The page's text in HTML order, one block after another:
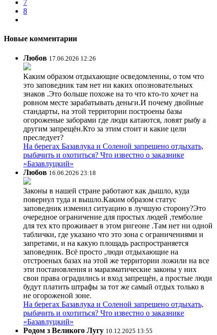
7
8
Новые комментарии
Любов 17.06.2026 12:26
Каким образом отдыхающие осведомленны, о том что
это заповедник там нет ни каких опозновательных
знаков .Это больше похоже на то что кто-то хочет на
ровном месте зарабатывать деньги.И почему двойные
стандарты, на этой территории построены базы
огороженые заборами где люди катаются, ловят рыбу а
другим запрещён.Кто за этим стоит и какие цели
преследует?
На берегах Базавлука и Соленой запрещено отдыхать,
рыбачить и охотиться? Что известно о заказнике
«Базавлуцкий»
Любов 16.06.2026 23:18
Законы в нашей стране работают как дышло, куда
повернул туда и вышло.Каким образом статус
заповедник изменил ситуацию в лучшую сторону?Это
очередное ограничение для простых людей ,темболие
для тех кто проживает в этом ригеоне .Там нет ни одной
таблички, где указано что это зона с ограничениями и
запретами, и на какую площадь распространяется
заповедник. Всё просто ,люди отдыхающие на
отстроеных базах на этой же территории ложили на все
эти постановления и маразматические законы у них
свои права оградились и вход запрещён, а простые люди
будут платить штрафы за тот же самый отдых только в
не огороженой зоне.
На берегах Базавлука и Соленой запрещено отдыхать,
рыбачить и охотиться? Что известно о заказнике
«Базавлуцкий»
Родом з Великого Лугу 10.12.2025 13:55